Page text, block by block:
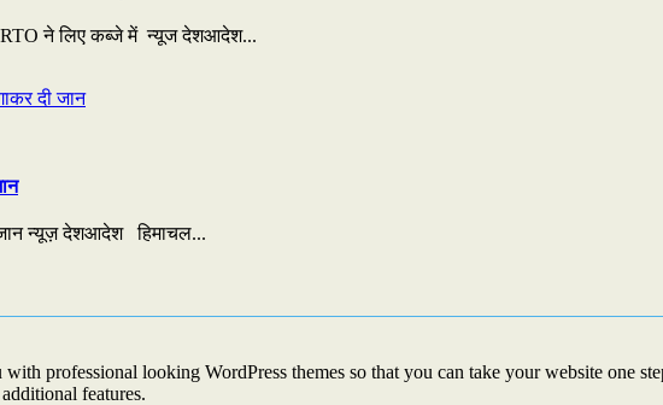
ने लिए कब्जे में न्यूज देशआदेश...
न्यूज़ देशआदेश हिमाचल...
professional looking WordPress themes so that you can take your website one
features.